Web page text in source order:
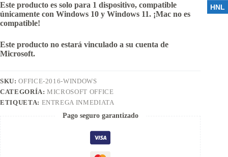
Este producto es solo para 1 dispositivo, compatible
únicamente con Windows 10 y Windows 11. ¡Mac no es
compatible!
Este producto no estará vinculado a su cuenta de
Microsoft.
SKU:OFFICE-2016-WINDOWS
CATEGORÍA:MICROSOFT OFFICE
ETIQUETA: ENTREGA INMEDIATA
Pago seguro garantizado
HNL